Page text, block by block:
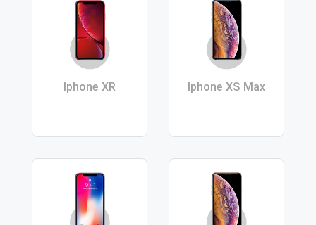
Iphone XS Max
Iphone XR